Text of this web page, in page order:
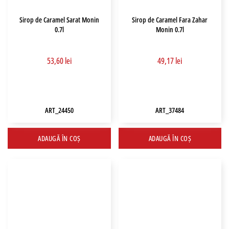
Sirop de Caramel Sarat Monin
0.7l
53,60 lei
ART_24450
ADAUGĂ ÎN COȘ
Sirop de Caramel Fara Zahar
Monin 0.7l
49,17 lei
ART_37484
ADAUGĂ ÎN COȘ